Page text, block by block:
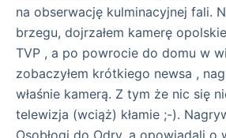
na obserwację kulminacyjnej fali.
brzegu, dojrzałem kamerę
TVP , a po powrocie do domu w
zobaczyłem krótkiego newsa ,
właśnie kamerą. Z tym że nic się
telewizja (wciąż) kłamie ;-).
Osobłogi do Odry, a opowiadali o